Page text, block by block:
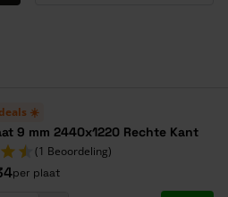
☀️
9 mm 2440x1220 Rechte Kant
(1 Beoordeling)
per plaat